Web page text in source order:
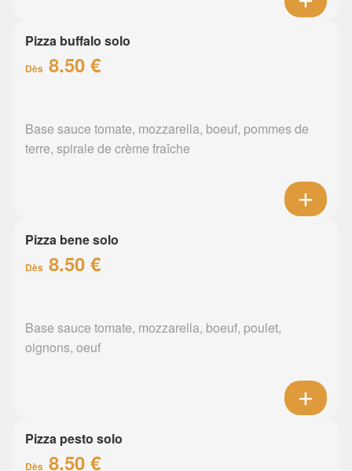
Pizza buffalo solo
Dès 8.50 €
Base sauce tomate, mozzarella, boeuf, pommes de
terre, spirale de crème fraîche
Pizza bene solo
Dès 8.50 €
Base sauce tomate, mozzarella, boeuf, poulet,
oignons, oeuf
Pizza pesto solo
Dès 8.50 €